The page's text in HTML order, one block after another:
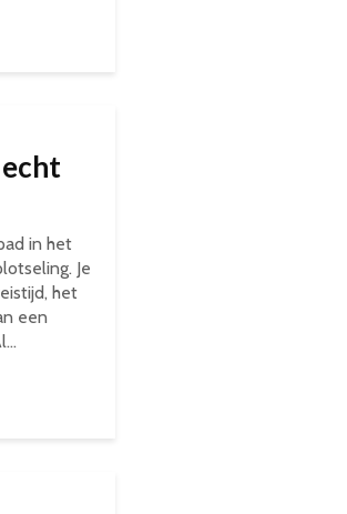
in het
Je
het
een